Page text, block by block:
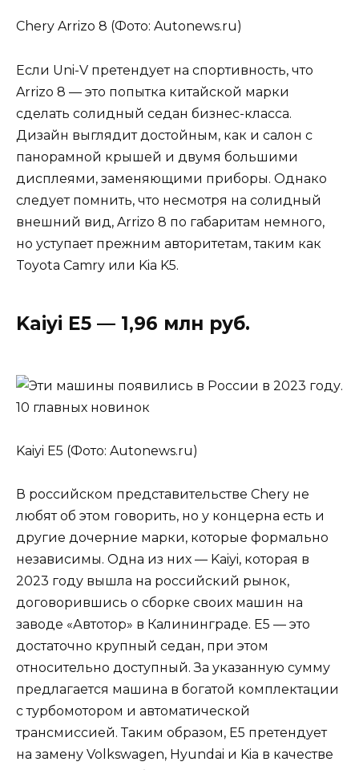
Chery Arrizo 8 (Фото: Autonews.ru)
Если Uni-V претендует на спортивность, что
Arrizo 8 — это попытка китайской марки
сделать солидный седан бизнес-класса.
Дизайн выглядит достойным, как и салон с
панорамной крышей и двумя большими
дисплеями, заменяющими приборы. Однако
следует помнить, что несмотря на солидный
внешний вид, Arrizo 8 по габаритам немного,
но уступает прежним авторитетам, таким как
Toyota Camry или Kia K5.
Kaiyi E5 — 1,96 млн руб.
Kaiyi E5 (Фото: Autonews.ru)
В российском представительстве Chery не
любят об этом говорить, но у концерна есть и
другие дочерние марки, которые формально
независимы. Одна из них — Kaiyi, которая в
2023 году вышла на российский рынок,
договорившись о сборке своих машин на
заводе «Автотор» в Калининграде. E5 — это
достаточно крупный седан, при этом
относительно доступный. За указанную сумму
предлагается машина в богатой комплектации
с турбомотором и автоматической
трансмиссией. Таким образом, E5 претендует
на замену Volkswagen, Hyundai и Kia в качестве